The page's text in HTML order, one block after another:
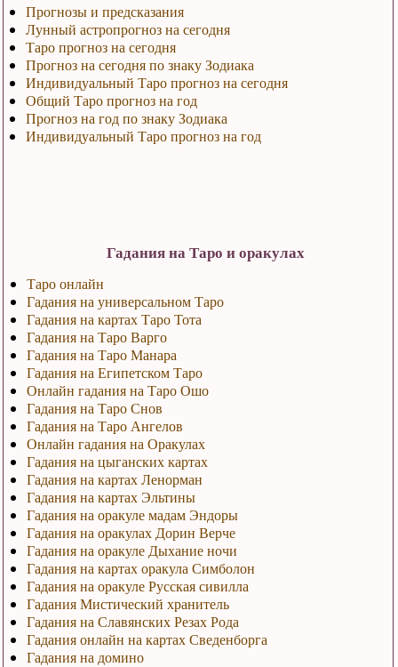
Прогнозы и предсказания
Лунный астропрогноз на сегодня
Таро прогноз на сегодня
Прогноз на сегодня по знаку Зодиака
Индивидуальный Таро прогноз на сегодня
Общий Таро прогноз на год
Прогноз на год по знаку Зодиака
Индивидуальный Таро прогноз на год
Гадания на Таро и оракулах
Таро онлайн
Гадания на универсальном Таро
Гадания на картах Таро Тота
Гадания на Таро Варго
Гадания на Таро Манара
Гадания на Египетском Таро
Онлайн гадания на Таро Ошо
Гадания на Таро Снов
Гадания на Таро Ангелов
Онлайн гадания на Оракулах
Гадания на цыганских картах
Гадания на картах Ленорман
Гадания на картах Эльтины
Гадания на оракуле мадам Эндоры
Гадания на оракулах Дорин Верче
Гадания на оракуле Дыхание ночи
Гадания на картах оракула Симболон
Гадания на оракуле Русская сивилла
Гадания Мистический хранитель
Гадания на Славянских Резах Рода
Гадания онлайн на картах Сведенборга
Гадания на домино